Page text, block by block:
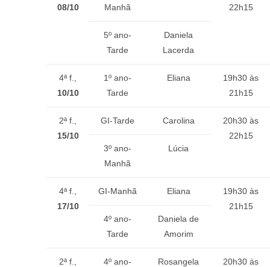
08/10
Manhã
22h15
5º ano-
Tarde
Daniela
Lacerda
4ª f.,
10/10
1º ano-
Tarde
Eliana
19h30 às
21h15
2ª f.,
15/10
GI-Tarde Carolina
20h30 às
22h15
3º ano-
Manhã
Lúcia
4ª f.,
17/10
GI-Manhã Eliana
19h30 às
21h15
4º ano-
Tarde
Daniela de
Amorim
2ª f.,
4º ano-
Rosangela
20h30 às